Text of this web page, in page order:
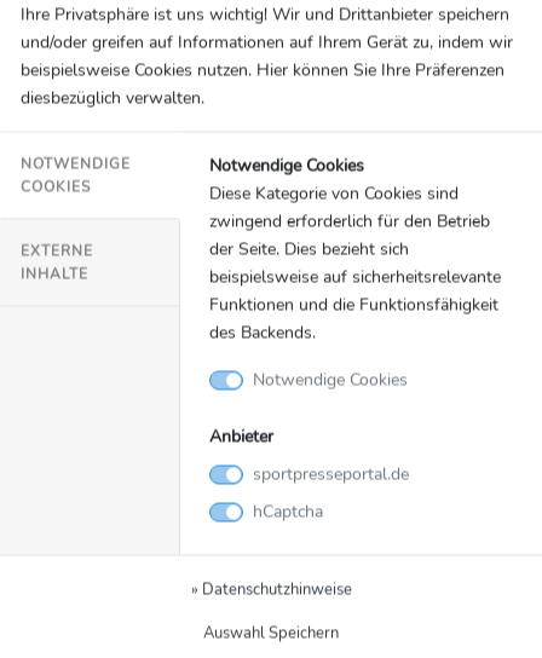
Anschrift
Marthastr. 51
DE-51069 Köln
Christopher Flato
+49 176 7021 6927
chris.flato@yellowhouse.gmbh
Social Media & Links
Aktuell sind keine Videoproduktionen vorhanden...
Ihre Privatsphäre ist uns wichtig! Wir und Drittanbieter speichern
und/oder greifen auf Informationen auf Ihrem Gerät zu, indem wir
beispielsweise Cookies nutzen. Hier können Sie Ihre Präferenzen
diesbezüglich verwalten.
NOTWENDIGE
COOKIES
EXTERNE
INHALTE
Notwendige Cookies
Diese Kategorie von Cookies sind
zwingend erforderlich für den Betrieb
der Seite. Dies bezieht sich
beispielsweise auf sicherheitsrelevante
Funktionen und die Funktionsfähigkeit
des Backends.
Notwendige Cookies
Anbieter
sportpresseportal.de
hCaptcha
» Datenschutzhinweise
Auswahl Speichern